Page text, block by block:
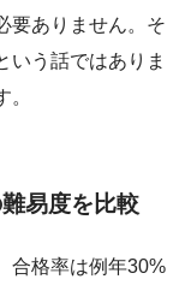
要ありません。そ
いう話ではありま
易度を比較
合格率は例年30%